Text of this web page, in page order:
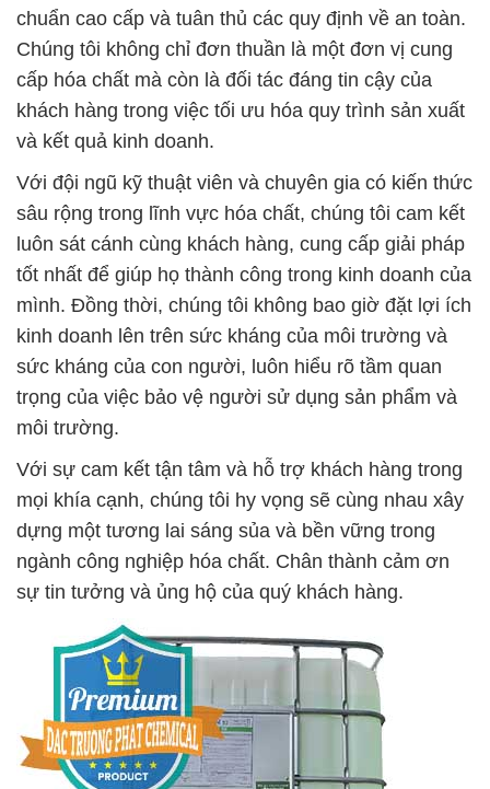
chuẩn cao cấp và tuân thủ các quy định về an toàn.
Chúng tôi không chỉ đơn thuần là một đơn vị cung
cấp hóa chất mà còn là đối tác đáng tin cậy của
khách hàng trong việc tối ưu hóa quy trình sản xuất
và kết quả kinh doanh.
Với đội ngũ kỹ thuật viên và chuyên gia có kiến thức
sâu rộng trong lĩnh vực hóa chất, chúng tôi cam kết
luôn sát cánh cùng khách hàng, cung cấp giải pháp
tốt nhất để giúp họ thành công trong kinh doanh của
mình. Đồng thời, chúng tôi không bao giờ đặt lợi ích
kinh doanh lên trên sức kháng của môi trường và
sức kháng của con người, luôn hiểu rõ tầm quan
trọng của việc bảo vệ người sử dụng sản phẩm và
môi trường.
Với sự cam kết tận tâm và hỗ trợ khách hàng trong
mọi khía cạnh, chúng tôi hy vọng sẽ cùng nhau xây
dựng một tương lai sáng sủa và bền vững trong
ngành công nghiệp hóa chất. Chân thành cảm ơn
sự tin tưởng và ủng hộ của quý khách hàng.